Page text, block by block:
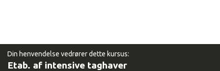
Din henvendelse vedrører dette kursus:
Etab. af intensive taghaver